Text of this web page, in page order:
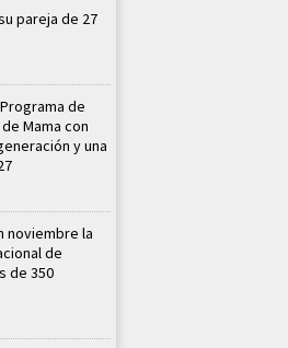
pareja de 27
de
Mama con
y una
noviembre la
de
de 350